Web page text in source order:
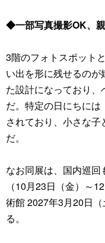
◆一部写真撮影OK、
3階のフォトスポット
い出を形に残せるの
た設計になっており
だ。特定の日にちに
されており、小さな
だ。
なお同展は、国内巡
（10月23日（金）～
術館 2027年3月20日
る。